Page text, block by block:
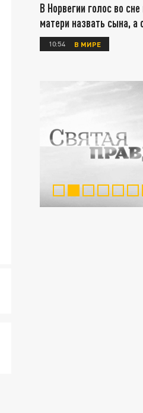
В Норвегии голос во
матери назвать сына,
10:54 В МИРЕ